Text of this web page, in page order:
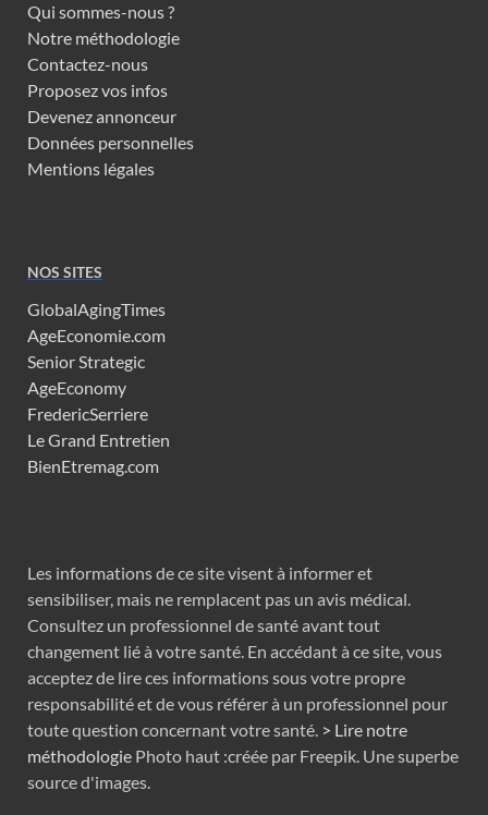
Qui sommes-nous ?
Notre méthodologie
Contactez-nous
Proposez vos infos
Devenez annonceur
Données personnelles
Mentions légales
NOS SITES
GlobalAgingTimes
AgeEconomie.com
Senior Strategic
AgeEconomy
FredericSerriere
Le Grand Entretien
BienEtremag.com
Les informations de ce site visent à informer et
sensibiliser, mais ne remplacent pas un avis médical.
Consultez un professionnel de santé avant tout
changement lié à votre santé. En accédant à ce site, vous
acceptez de lire ces informations sous votre propre
responsabilité et de vous référer à un professionnel pour
toute question concernant votre santé. > Lire notre
méthodologie Photo haut :créée par Freepik. Une superbe
source d'images.